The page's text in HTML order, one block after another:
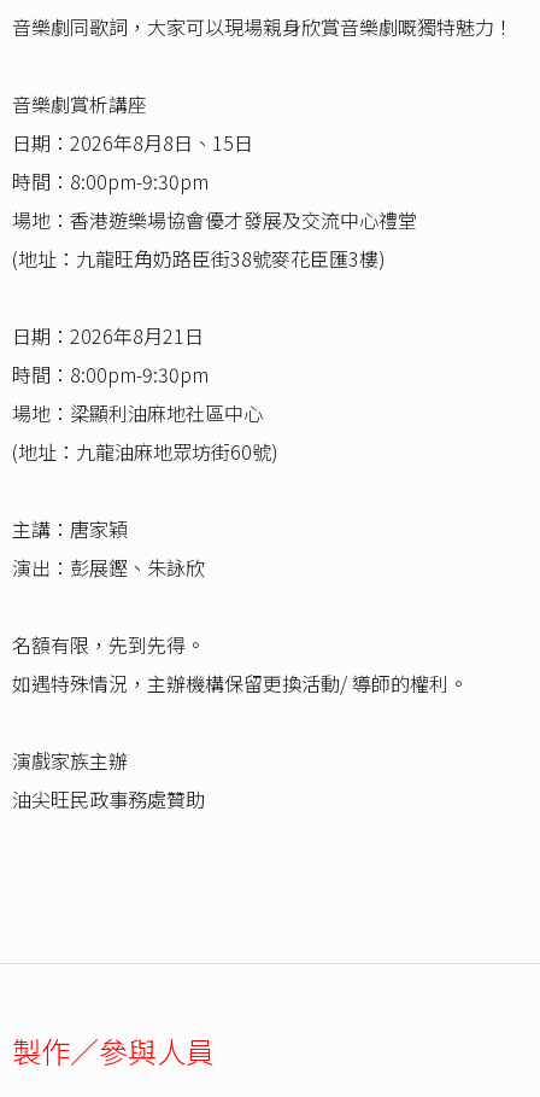
音樂劇同歌詞，大家可以現場親身欣賞音樂劇嘅獨特魅力！
音樂劇賞析講座
日期：2026年8月8日、15日
時間：8:00pm-9:30pm
場地：香港遊樂場協會優才發展及交流中心禮堂
(地址：九龍旺角奶路臣街38號麥花臣匯3樓)
日期：2026年8月21日
時間：8:00pm-9:30pm
場地：梁顯利油麻地社區中心
(地址：九龍油麻地眾坊街60號)
主講：唐家穎
演出：彭展鏗、朱詠欣
名額有限，先到先得。
如遇特殊情況，主辦機構保留更換活動/ 導師的權利。
演戲家族主辦
油尖旺民政事務處贊助
製作／參與人員